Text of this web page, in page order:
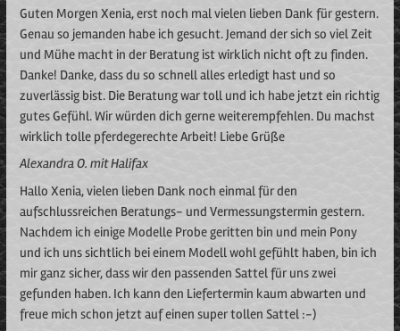
Guten Morgen Xenia, erst noch mal vielen lieben Dank für gestern.
Genau so jemanden habe ich gesucht. Jemand der sich so viel Zeit
und Mühe macht in der Beratung ist wirklich nicht oft zu finden.
Danke! Danke, dass du so schnell alles erledigt hast und so
zuverlässig bist. Die Beratung war toll und ich habe jetzt ein richtig
gutes Gefühl. Wir würden dich gerne weiterempfehlen. Du machst
wirklich tolle pferdegerechte Arbeit! Liebe Grüße
Alexandra O. mit Halifax
Hallo Xenia, vielen lieben Dank noch einmal für den
aufschlussreichen Beratungs- und Vermessungstermin gestern.
Nachdem ich einige Modelle Probe geritten bin und mein Pony
und ich uns sichtlich bei einem Modell wohl gefühlt haben, bin ich
mir ganz sicher, dass wir den passenden Sattel für uns zwei
gefunden haben. Ich kann den Liefertermin kaum abwarten und
freue mich schon jetzt auf einen super tollen Sattel :-)